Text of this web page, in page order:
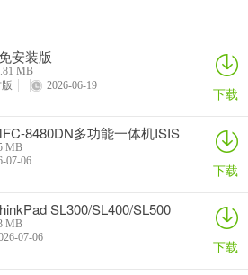
Canon佳能 PowerShot A310 WIA驱动
AMD Mobility Radeon HD 2000/HD 3000/HD 4000/HD 5000系列移动显卡催化剂驱动
映泰Hi-Fi H77S 5.x主板BIOS
安装版
MB
2026-06-19 下载
8480DN多功能一体机ISIS
MB
07-06 下载
SL300/SL400/SL500
MB
07-06 下载